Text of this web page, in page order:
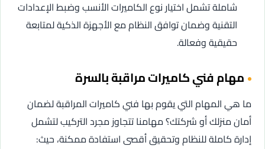
شاملة تشمل اختيار نوع الكاميرات الأنسب وضبط الإعدادات
التقنية وضمان توافق النظام مع الأجهزة الذكية لمتابعة
حقيقية وفعالة.
مهام فني كاميرات مراقبة بالسرة
ما هي المهام التي يقوم بها فني كاميرات المراقبة لضمان
أمان منزلك أو شركتك؟ مهامنا تتجاوز مجرد التركيب لتشمل
إدارة كاملة للنظام وتحقيق أقصى استفادة ممكنة، حيث: